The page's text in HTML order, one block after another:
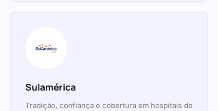
Sulamérica
Tradição, confiança e cobertura em hospitais de